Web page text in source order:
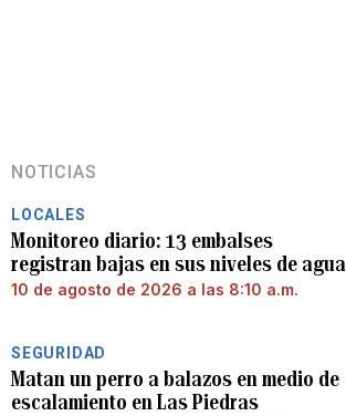
NOTICIAS
LOCALES
Monitoreo diario: 13 embalses
registran bajas en sus niveles de agua
10 de agosto de 2026 a las 8:10 a.m.
SEGURIDAD
Matan un perro a balazos en medio de
escalamiento en Las Piedras